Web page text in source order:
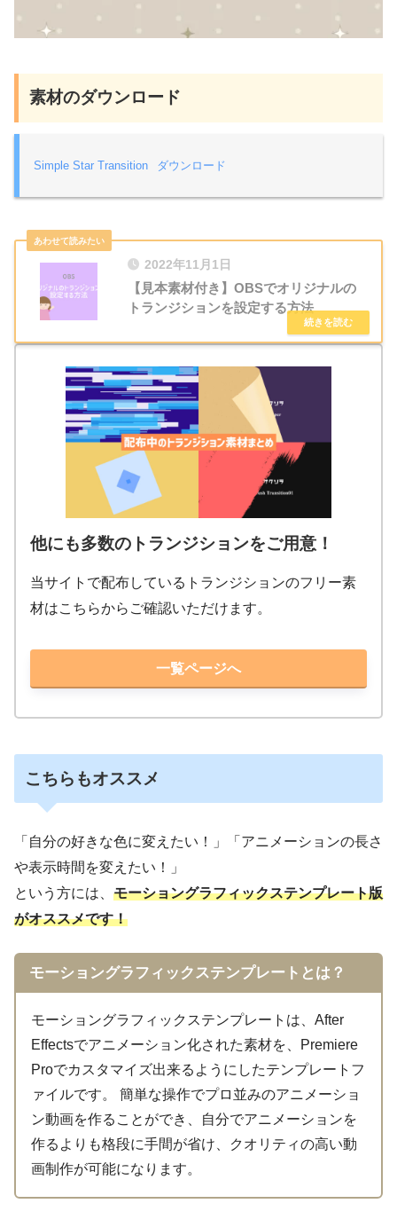
素材のダウンロード
Simple Star Transition ダウンロード
2022年11月1日
【見本素材付き】OBSでオリジナルの
トランジションを設定する方法
他にも多数のトランジションをご用意！
当サイトで配布しているトランジションのフリー素
材はこちらからご確認いただけます。
一覧ページへ
こちらもオススメ
「自分の好きな色に変えたい！」「アニメーションの長さ
や表示時間を変えたい！」
という方には、 モーショングラフィックステンプレート版
がオススメです！
モーショングラフィックステンプレートとは？
モーショングラフィックステンプレートは、After
Effectsでアニメーション化された素材を、Premiere
Proでカスタマイズ出来るようにしたテンプレートフ
ァイルです。 簡単な操作でプロ並みのアニメーショ
ン動画を作ることができ、自分でアニメーションを
作るよりも格段に手間が省け、クオリティの高い動
画制作が可能になります。